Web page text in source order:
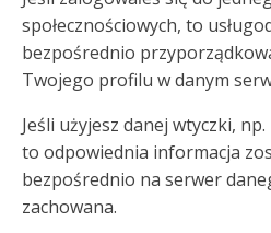
społecznościowych, to
bezpośrednio
Twojego profilu w danym
Jeśli użyjesz danej wtyczki,
to odpowiednia informacja
bezpośrednio na serwer
zachowana.